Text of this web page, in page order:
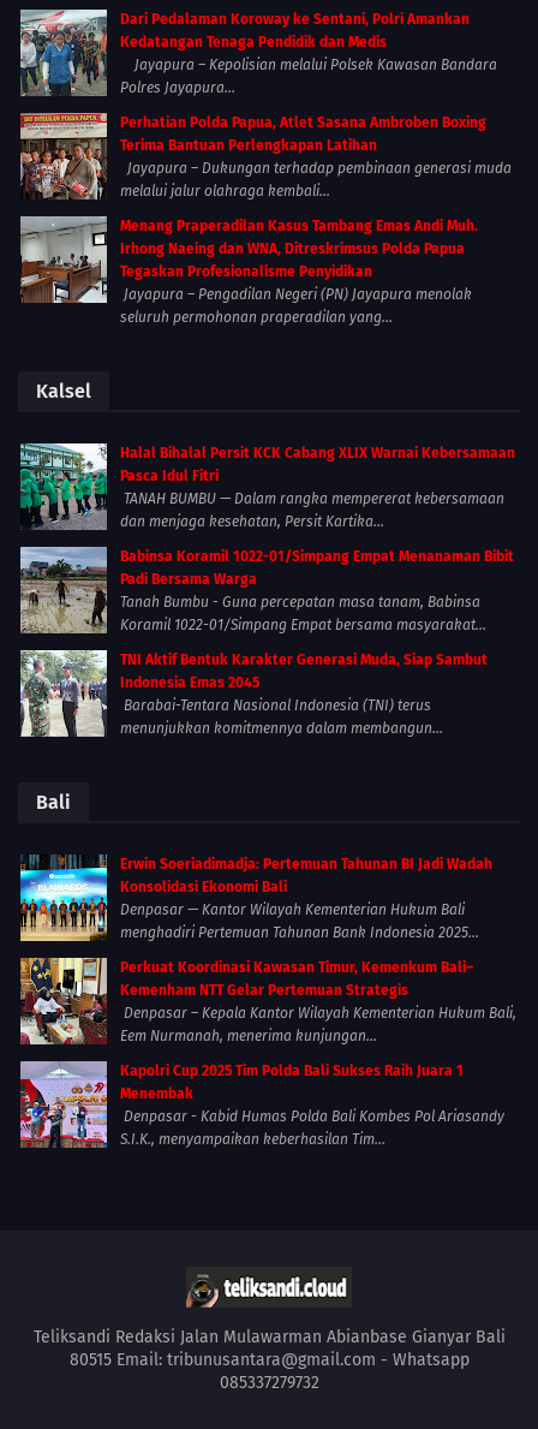
Dari Pedalaman Koroway ke Sentani, Polri Amankan
Kedatangan Tenaga Pendidik dan Medis
Jayapura – Kepolisian melalui Polsek Kawasan Bandara
Polres Jayapura...
Perhatian Polda Papua, Atlet Sasana Ambroben Boxing
Terima Bantuan Perlengkapan Latihan
Jayapura – Dukungan terhadap pembinaan generasi muda
melalui jalur olahraga kembali...
Menang Praperadilan Kasus Tambang Emas Andi Muh.
Irhong Naeing dan WNA, Ditreskrimsus Polda Papua
Tegaskan Profesionalisme Penyidikan
Jayapura – Pengadilan Negeri (PN) Jayapura menolak
seluruh permohonan praperadilan yang...
Kalsel
Halal Bihalal Persit KCK Cabang XLIX Warnai Kebersamaan
Pasca Idul Fitri
TANAH BUMBU — Dalam rangka mempererat kebersamaan
dan menjaga kesehatan, Persit Kartika...
Babinsa Koramil 1022-01/Simpang Empat Menanaman Bibit
Padi Bersama Warga
Tanah Bumbu - Guna percepatan masa tanam, Babinsa
Koramil 1022-01/Simpang Empat bersama masyarakat...
TNI Aktif Bentuk Karakter Generasi Muda, Siap Sambut
Indonesia Emas 2045
Barabai-Tentara Nasional Indonesia (TNI) terus
menunjukkan komitmennya dalam membangun...
Bali
Erwin Soeriadimadja: Pertemuan Tahunan BI Jadi Wadah
Konsolidasi Ekonomi Bali
Denpasar — Kantor Wilayah Kementerian Hukum Bali
menghadiri Pertemuan Tahunan Bank Indonesia 2025...
Perkuat Koordinasi Kawasan Timur, Kemenkum Bali–
Kemenham NTT Gelar Pertemuan Strategis
Denpasar – Kepala Kantor Wilayah Kementerian Hukum Bali,
Eem Nurmanah, menerima kunjungan...
Kapolri Cup 2025 Tim Polda Bali Sukses Raih Juara 1
Menembak
Denpasar - Kabid Humas Polda Bali Kombes Pol Ariasandy
S.I.K., menyampaikan keberhasilan Tim...
Teliksandi Redaksi Jalan Mulawarman Abianbase Gianyar Bali
80515 Email: tribunusantara@gmail.com - Whatsapp
085337279732